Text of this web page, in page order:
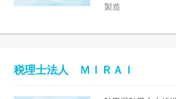
製造
税理士法人 ＭＩＲＡＩ